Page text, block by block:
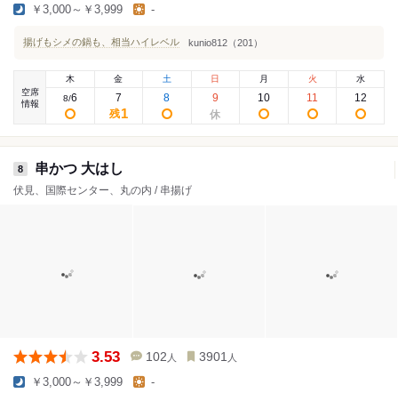
￥3,000～￥3,999 -
揚げもシメの鍋も、相当ハイレベル kunio812（201）
空席
情報
木
8/6
金
7
残1
土
8
日
9
月
10
火
11
水
12
8 串かつ 大はし
伏見、国際センター、丸の内 / 串揚げ
3.53 102 人 3901 人
￥3,000～￥3,999 -